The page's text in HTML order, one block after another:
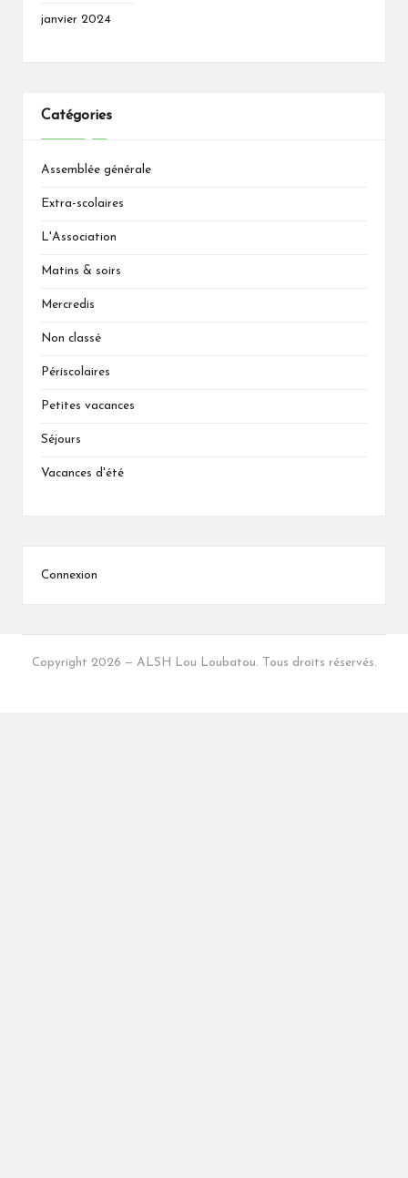
janvier 2024
Catégories
Assemblée générale
Extra-scolaires
L'Association
Matins & soirs
Mercredis
Non classé
Périscolaires
Petites vacances
Séjours
Vacances d'été
Connexion
Copyright 2026 — ALSH Lou Loubatou. Tous droits réservés.